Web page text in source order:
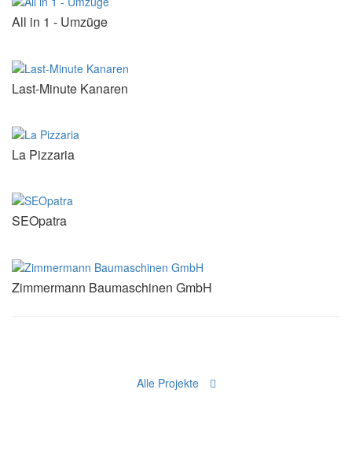
All in 1 - Umzüge
Last-Minute Kanaren
La Pizzaria
SEOpatra
Zimmermann Baumaschinen GmbH
Alle Projekte